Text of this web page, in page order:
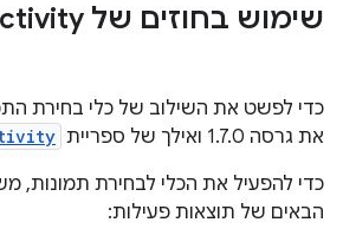
שימוש בחוזים של Jetpack Activity
כדי לפשט את השילוב של כלי בחירת
את גרסה 1.7.0 ואילך של ספריית
כדי להפעיל את הכלי לבחירת תמונות,
הבאים של תוצאות פעילות: